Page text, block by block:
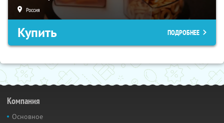
Россия
Купить ПОДРОБНЕЕ
Компания
Основное